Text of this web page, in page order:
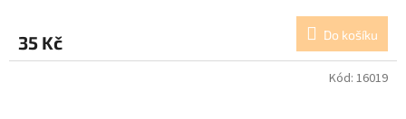
35 Kč Do košíku
Kód: 16019